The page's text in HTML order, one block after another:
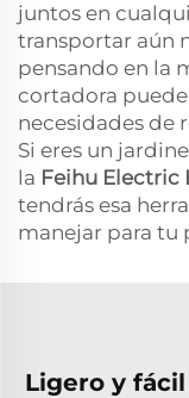
juntos en
transportar aún
pensando en la
cortadora
necesidades de
Si eres un
la Feihu Electric
tendrás esa
manejar para tu
Ligero y